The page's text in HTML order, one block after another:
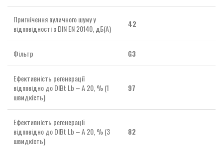
Пригнічення вуличного шуму у
відповідності з DIN EN 20140, дБ(А)
42
Фільтр G3
Ефективність регенерації
відповідно до DIBt Lb – A 20, % (1
швидкість)
97
Ефективність регенерації
відповідно до DIBt Lb – A 20, % (3
швидкість)
82